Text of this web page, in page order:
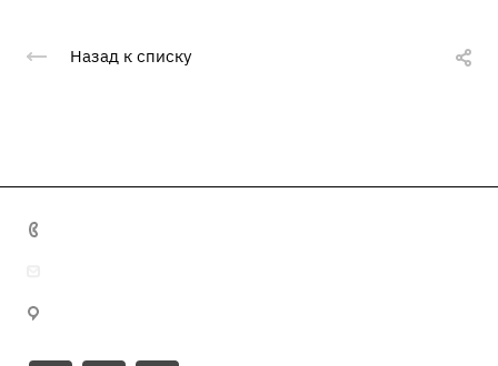
Назад к списку